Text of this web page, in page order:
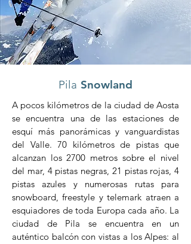
Pila Snowland
A pocos kilómetros de la ciudad de Aosta
se encuentra una de las estaciones de
esquí más panorámicas y vanguardistas
del Valle. 70 kilómetros de pistas que
alcanzan los 2700 metros sobre el nivel
del mar, 4 pistas negras, 21 pistas rojas, 4
pistas azules y numerosas rutas para
snowboard, freestyle y telemark atraen a
esquiadores de toda Europa cada año. La
ciudad de Pila se encuentra en un
auténtico balcón con vistas a los Alpes: al